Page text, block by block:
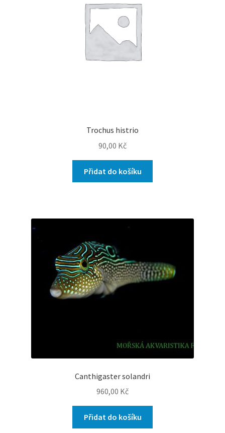
Trochus histrio
90,00 Kč
Přidat do košíku
Canthigaster solandri
960,00 Kč
Přidat do košíku